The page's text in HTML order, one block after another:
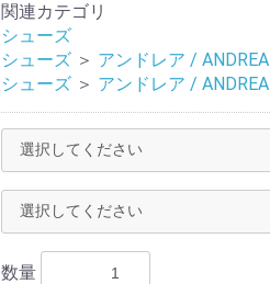
関連カテゴリ
シューズ
シューズ ＞ アンドレア / ANDREA
シューズ ＞ アンドレア / ANDREA
数量